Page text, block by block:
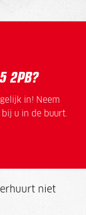
2PB?
in! Neem
u in de buurt.
niet